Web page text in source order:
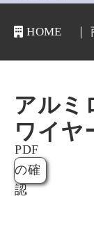
HOME
アルミ
ワイヤ
PDF
の確
認